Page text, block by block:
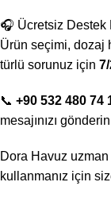
🎧 Ücretsiz Destek
Ürün seçimi, dozaj
türlü sorunuz için
📞 +90 532 480 74
mesajınızı
Dora Havuz
kullanmanız için